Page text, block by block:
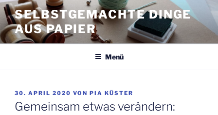
Zum
Inhalt
springen
SELBSTGEMACHTE DINGE
AUS PAPIER
Menü
VERÖFFENTLICHT
AM
30. APRIL 2020 VON PIA KÜSTER
Gemeinsam etwas verändern: